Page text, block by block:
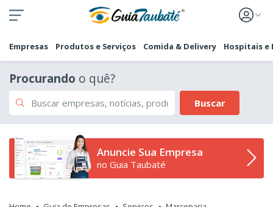
Empresas Produtos e Serviços Comida & Delivery Hospitais e
Procurando o quê?
Buscar
Anuncie Sua Empresa
no Guia Taubaté